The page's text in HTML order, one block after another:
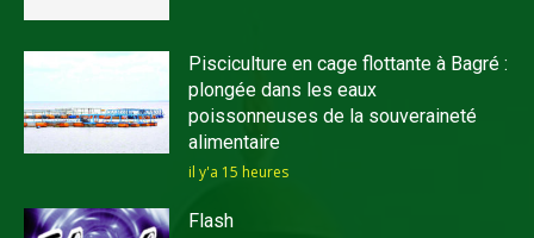
Pisciculture en cage flottante à Bagré :
plongée dans les eaux
poissonneuses de la souveraineté
alimentaire
il y'a 15 heures
Flash